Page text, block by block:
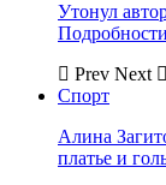
Утонул
Подробности
Prev Next
Спорт
Алина
платье и